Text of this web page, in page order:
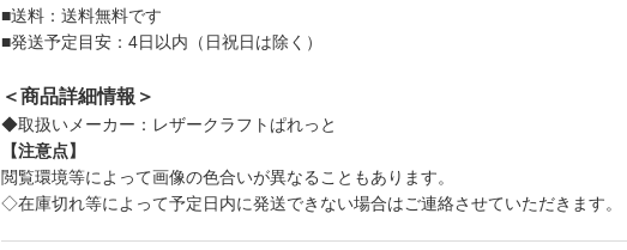
■送料：送料無料です
■発送予定目安：4日以内（日祝日は除く）
＜商品詳細情報＞
◆取扱いメーカー：レザークラフトぱれっと
【注意点】
閲覧環境等によって画像の色合いが異なることもあります。
◇在庫切れ等によって予定日内に発送できない場合はご連絡させていただきます。